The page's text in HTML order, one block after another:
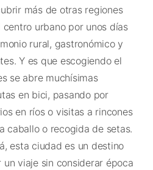
más de otras regiones
urbano por unos días
rural, gastronómico y
Y es que escogiendo el
se abre muchísimas
en bici, pasando por
en ríos o visitas a rincones
caballo o recogida de setas.
esta ciudad es un destino
un viaje sin considerar época